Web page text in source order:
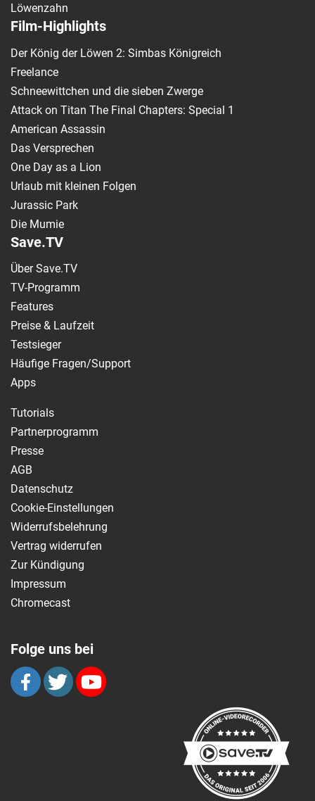
Löwenzahn
Film-Highlights
Der König der Löwen 2: Simbas Königreich
Freelance
Schneewittchen und die sieben Zwerge
Attack on Titan The Final Chapters: Special 1
American Assassin
Das Versprechen
One Day as a Lion
Urlaub mit kleinen Folgen
Jurassic Park
Die Mumie
Save.TV
Über Save.TV
TV-Programm
Features
Preise & Laufzeit
Testsieger
Häufige Fragen/Support
Apps
Tutorials
Partnerprogramm
Presse
AGB
Datenschutz
Cookie-Einstellungen
Widerrufsbelehrung
Vertrag widerrufen
Zur Kündigung
Impressum
Chromecast
Folge uns bei